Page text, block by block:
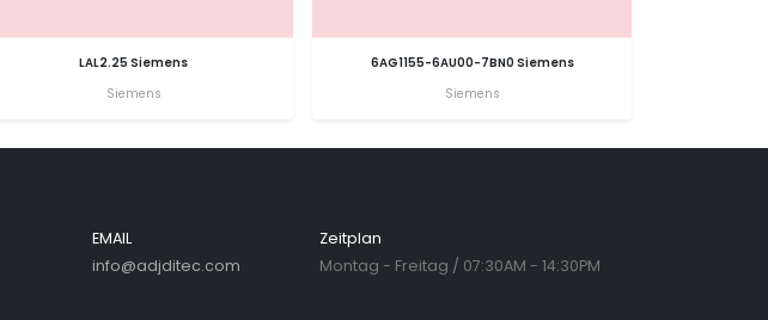
LAL2.25 Siemens
Siemens
6AG1155-6AU00-7BN0 Siemens
Siemens
EMAIL
info@adjditec.com
Zeitplan
Montag - Freitag / 07:30AM - 14:30PM